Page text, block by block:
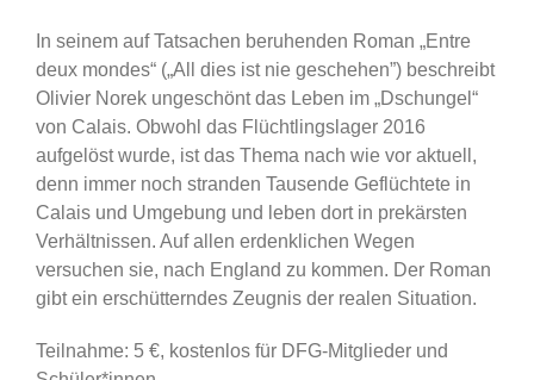
In seinem auf Tatsachen beruhenden Roman „Entre
deux mondes“ („All dies ist nie geschehen”) beschreibt
Olivier Norek ungeschönt das Leben im „Dschungel“
von Calais. Obwohl das Flüchtlingslager 2016
aufgelöst wurde, ist das Thema nach wie vor aktuell,
denn immer noch stranden Tausende Geflüchtete in
Calais und Umgebung und leben dort in prekärsten
Verhältnissen. Auf allen erdenklichen Wegen
versuchen sie, nach England zu kommen. Der Roman
gibt ein erschütterndes Zeugnis der realen Situation.
Teilnahme: 5 €, kostenlos für DFG-Mitglieder und